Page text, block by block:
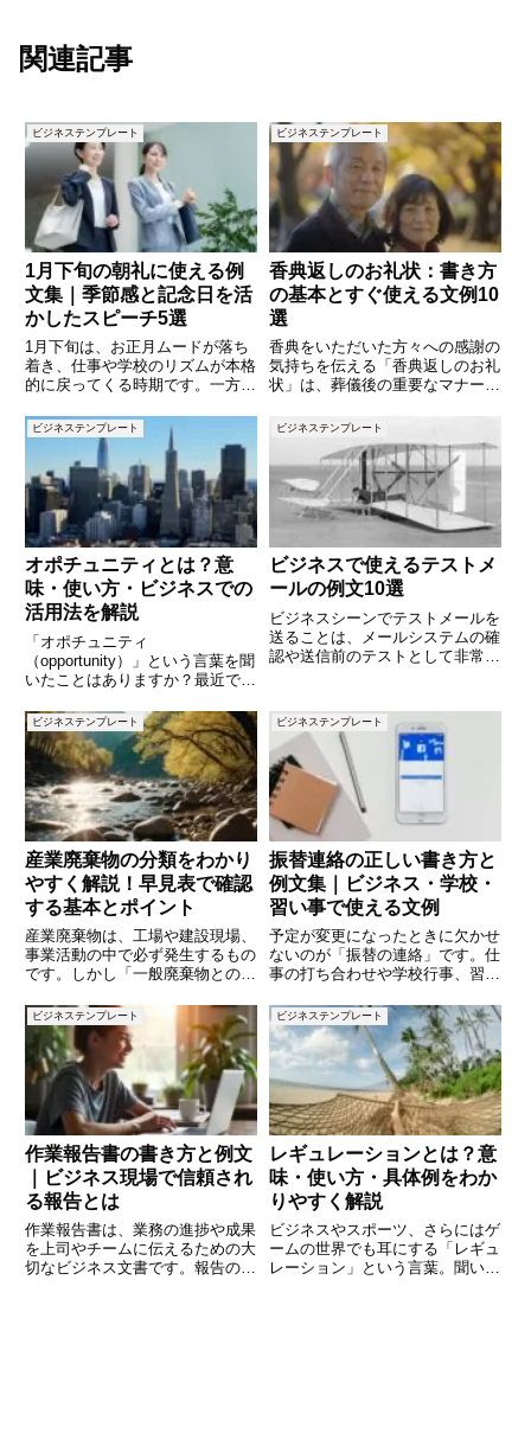
関連記事
ビジネステンプレート
1月下旬の朝礼に使える例
文集｜季節感と記念日を活
かしたスピーチ5選
1月下旬は、お正月ムードが落ち
着き、仕事や学校のリズムが本格
的に戻ってくる時期です。一方
を崩しやすかったり、気持ちが沈
みがちになったりする季節でもあ
ります。そんな時期の朝礼では、
季節感を意識した話題や、前向き
な
ビジネステンプレート
香典返しのお礼状：書き方
の基本とすぐ使える文例10
選
香典をいただいた方々への感謝の
気持ちを伝える「香典返しのお礼
状」は、葬儀後の重要なマナーの
を守りながら、感謝とともに故人
を偲ぶ気持ちを伝えることが求め
られます。本記事では、香典返し
のお礼状を書く際の基本ルールや
ビジネステンプレート
オポチュニティとは？意
味・使い方・ビジネスでの
活用法を解説
「オポチュニティ
（opportunity）」という言葉を聞
いたことはありますか？最近で
ングの場面で使われることが増え
ていますが、正確な意味や適切な
使い方を理解している人は意外と
少ないかもしれません。本記事で
は、
ビジネステンプレート
ビジネスで使えるテストメ
ールの例文10選
ビジネスシーンでテストメールを
送ることは、メールシステムの確
認や送信前のテストとして非常に
でしょう。この記事では、テスト
メールを送る際のポイントと実際
に使える例文を10個ご紹介しま
ビジネステンプレート
産業廃棄物の分類をわかり
やすく解説！早見表で確認
する基本とポイント
産業廃棄物は、工場や建設現場、
事業活動の中で必ず発生するもの
です。しかし「一般廃棄物との違
物に分類されるのか？」といった
疑問を持つ方も多いのではないで
しょうか。本記事では、産業廃棄
物の基本的な分類をわかりやすく
ビジネステンプレート
振替連絡の正しい書き方と
例文集｜ビジネス・学校・
習い事で使える文例
予定が変更になったときに欠かせ
ないのが「振替の連絡」です。仕
事の打ち合わせや学校行事、習い
で予定を変更しなければならない
場面は多くあります。その際に、
相手へ丁寧で分かりやすい連絡を
することで信頼関係を守り、スム
ビジネステンプレート
作業報告書の書き方と例文
｜ビジネス現場で信頼され
る報告とは
作業報告書は、業務の進捗や成果
を上司やチームに伝えるための大
切なビジネス文書です。報告の内
ビジネステンプレート
レギュレーションとは？意
味・使い方・具体例をわか
りやすく解説
ビジネスやスポーツ、さらにはゲ
ームの世界でも耳にする「レギュ
レーション」という言葉。聞いた